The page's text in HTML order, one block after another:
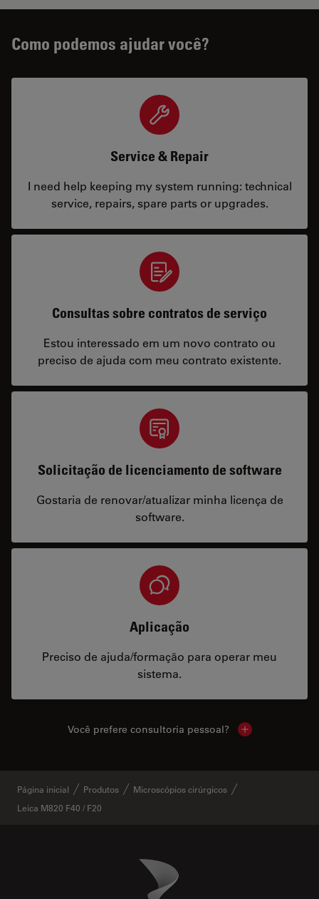
Como podemos ajudar você?
Service & Repair
I need help keeping my system running: technical
service, repairs, spare parts or upgrades.
Consultas sobre contratos de serviço
Estou interessado em um novo contrato ou
preciso de ajuda com meu contrato existente.
Solicitação de licenciamento de software
Gostaria de renovar/atualizar minha licença de
software.
Aplicação
Preciso de ajuda/formação para operar meu
sistema.
Você prefere consultoria pessoal? Show local
Página inicial Produtos
Microscópios cirúrgicos
Leica M820 F40 / F20
Danaher Logo